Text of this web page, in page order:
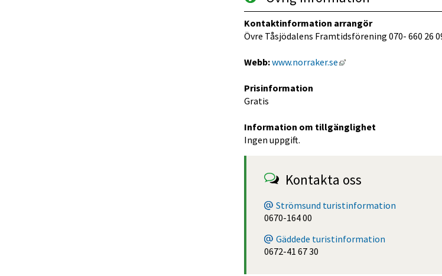
Kontaktinformation arrangör
Övre Tåsjödalens Framtidsförening 070- 660 26
Webb:www.norraker.se Länk till annan
Prisinformation
Gratis
Information om tillgänglighet
Ingen uppgift.
Kontakta oss
Strömsund turistinformation
0670-164 00
Gäddede turistinformation
0672-41 67 30